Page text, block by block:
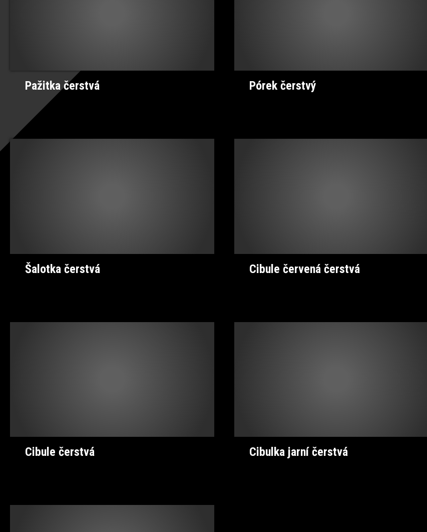
Pažitka čerstvá Pórek čerstvý
Šalotka čerstvá Cibule červená čerstvá
Cibule čerstvá Cibulka jarní čerstvá